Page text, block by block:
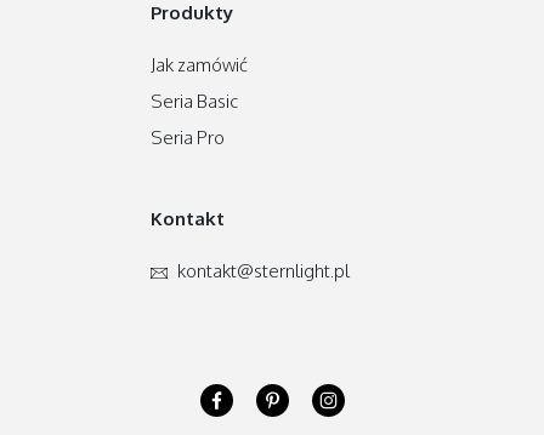
Produkty
Jak zamówić
Seria Basic
Seria Pro
Kontakt
kontakt@sternlight.pl